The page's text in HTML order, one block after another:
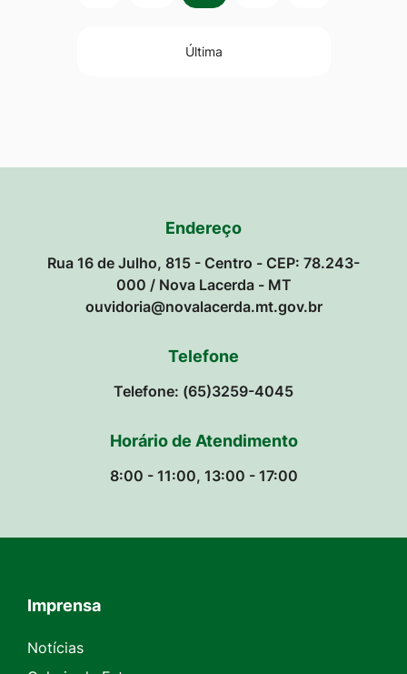
Última
Endereço
Rua 16 de Julho, 815 - Centro - CEP: 78.243-
000 / Nova Lacerda - MT
ouvidoria@novalacerda.mt.gov.br
Telefone
Telefone: (65)3259-4045
Horário de Atendimento
8:00 - 11:00, 13:00 - 17:00
Seção do Rodapé e Contato
Imprensa
Notícias